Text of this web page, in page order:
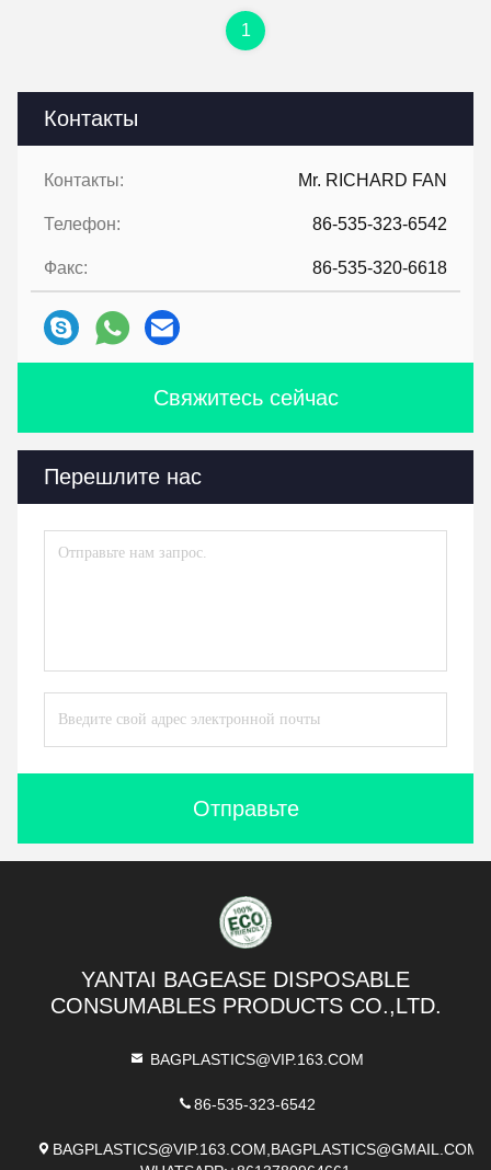
Контакты
Контакты: Mr. RICHARD FAN
Телефон: 86-535-323-6542
Факс: 86-535-320-6618
Свяжитесь сейчас
Перешлите нас
Отправьте
1
YANTAI BAGEASE DISPOSABLE
CONSUMABLES PRODUCTS CO.,LTD.
BAGPLASTICS@VIP.163.COM
86-535-323-6542
BAGPLASTICS@VIP.163.COM,BAGPLASTICS@GMAIL.COM